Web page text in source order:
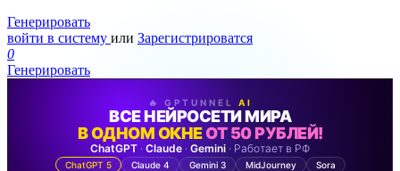
Генерировать
войти в систему или Зарегистрироватся
0
Генерировать
🔥 GPTUNNEL AI
ВСЕ НЕЙРОСЕТИ МИРА
В ОДНОМ ОКНЕОТ 50 РУБЛЕЙ!
ChatGPT · Claude · Gemini · Работает в РФ
ChatGPT 5 Claude 4 Gemini 3 MidJourney
Sora